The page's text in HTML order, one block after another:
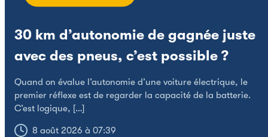
30 km d’autonomie de gagnée juste
avec des pneus, c’est possible ?
Quand on évalue l’autonomie d’une voiture électrique, le
premier réflexe est de regarder la capacité de la batterie.
C’est logique, […]
8 août 2026 à 07:39